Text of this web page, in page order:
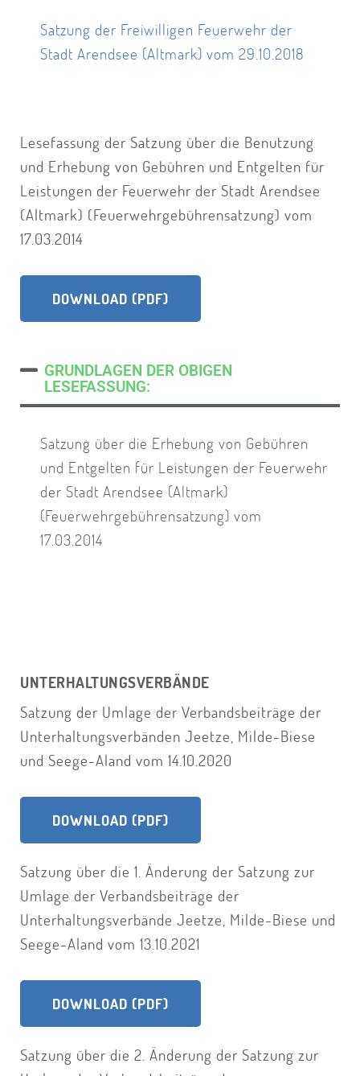
Satzung der Freiwilligen Feuerwehr der
Stadt Arendsee (Altmark) vom 29.10.2018
Lesefassung der Satzung über die Benutzung
und Erhebung von Gebühren und Entgelten für
Leistungen der Feuerwehr der Stadt Arendsee
(Altmark) (Feuerwehrgebührensatzung) vom
17.03.2014
DOWNLOAD (PDF)
GRUNDLAGEN DER OBIGEN
LESEFASSUNG:
Satzung über die Erhebung von Gebühren
und Entgelten für Leistungen der Feuerwehr
der Stadt Arendsee (Altmark)
(Feuerwehrgebührensatzung) vom
17.03.2014
UNTERHALTUNGSVERBÄNDE
Satzung der Umlage der Verbandsbeiträge der
Unterhaltungsverbänden Jeetze, Milde-Biese
und Seege-Aland vom 14.10.2020
DOWNLOAD (PDF)
Satzung über die 1. Änderung der Satzung zur
Umlage der Verbandsbeiträge der
Unterhaltungsverbände Jeetze, Milde-Biese und
Seege-Aland vom 13.10.2021
DOWNLOAD (PDF)
Satzung über die 2. Änderung der Satzung zur